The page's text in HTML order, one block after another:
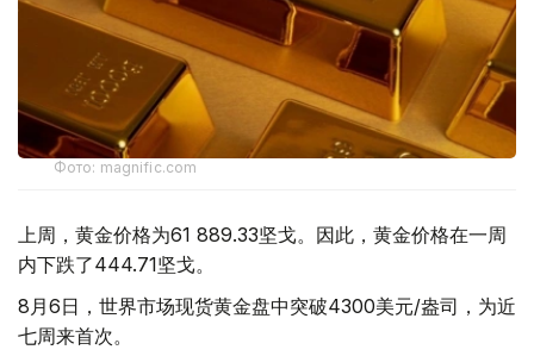
Фото: magnific.com
上周，黄金价格为61 889.33坚戈。因此，黄金价格在一周
内下跌了444.71坚戈。
8月6日，世界市场现货黄金盘中突破4300美元/盎司，为近
七周来首次。